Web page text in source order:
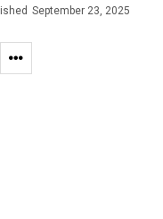
September 23, 2025